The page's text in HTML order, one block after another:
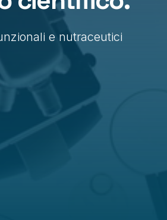
e nutraceutici